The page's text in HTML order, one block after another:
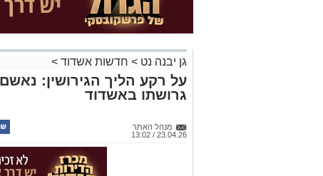
גן יבנה נט > חדשות אשדוד >
על רקע הליך הגירושין:
גרושתו באשדוד
מנהל האתר
23.04.26 / 13:02